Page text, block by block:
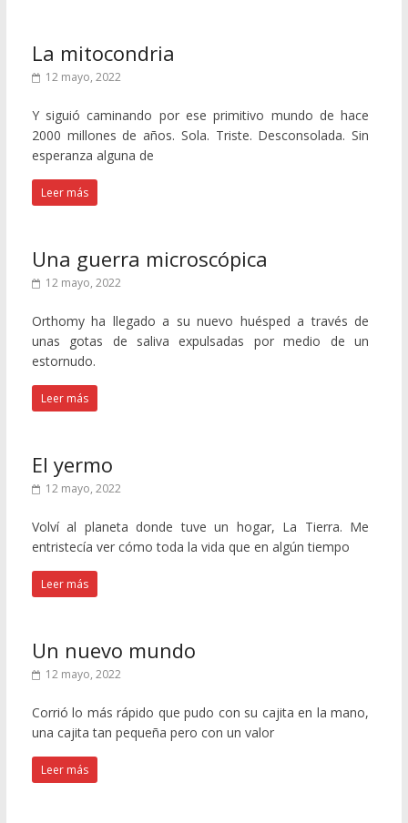
La mitocondria
12 mayo, 2022
Y siguió caminando por ese primitivo mundo de hace
2000 millones de años. Sola. Triste. Desconsolada. Sin
esperanza alguna de
Leer más
Una guerra microscópica
12 mayo, 2022
Orthomy ha llegado a su nuevo huésped a través de
unas gotas de saliva expulsadas por medio de un
estornudo.
Leer más
El yermo
12 mayo, 2022
Volví al planeta donde tuve un hogar, La Tierra. Me
entristecía ver cómo toda la vida que en algún tiempo
Leer más
Un nuevo mundo
12 mayo, 2022
Corrió lo más rápido que pudo con su cajita en la mano,
una cajita tan pequeña pero con un valor
Leer más